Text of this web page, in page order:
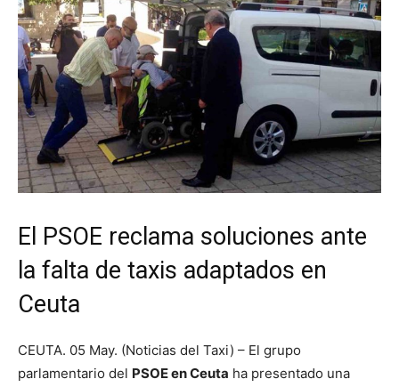
El PSOE reclama soluciones ante
la falta de taxis adaptados en
Ceuta
CEUTA. 05 May. (Noticias del Taxi) – El grupo
parlamentario del PSOE en Ceuta ha presentado una